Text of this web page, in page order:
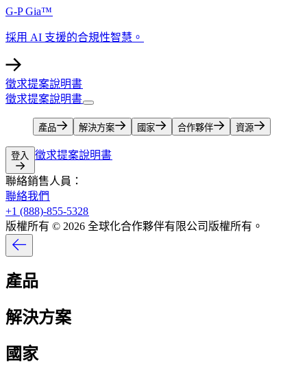
G-P Gia™​​
採用 AI 支援的合規性智慧。​​
徵求提案說明書​​
徵求提案說明書​​
產品​​ 解決方案​​ 國家​​ 合作夥伴​​ 資源​​
登入​​ 徵求提案說明書​​
聯絡銷售人員：​​
聯絡我們​​
+1 (888)-855-5328​​
版權所有 © 2026 全球化合作夥伴有限公司版權所有。​​
產品​​
解決方案​​
國家​​